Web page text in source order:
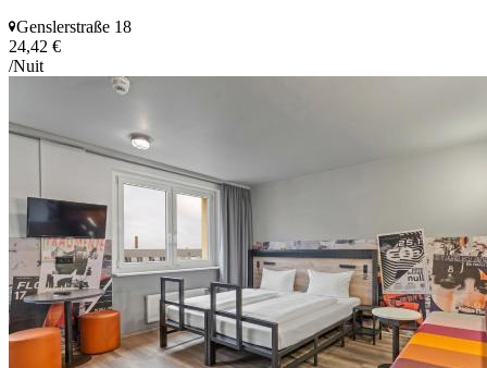
Genslerstraße 18
24,42 €
/Nuit